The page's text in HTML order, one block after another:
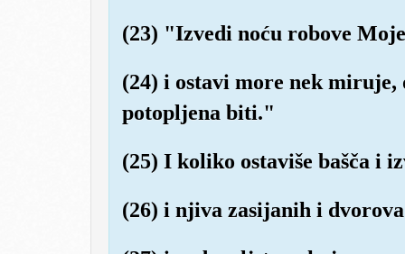
(23) "Izvedi noću robove
(24) i ostavi more nek miruje,
potopljena biti."
(25) I koliko ostaviše bašča i
(26) i njiva zasijanih i